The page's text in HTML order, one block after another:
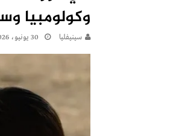
وكولومبيا
سينيفليا 30 يونيو، 2026